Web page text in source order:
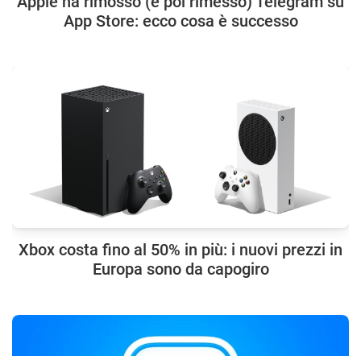
App Store: ecco cosa è successo
Xbox costa fino al 50% in più: i nuovi prezzi in
Europa sono da capogiro